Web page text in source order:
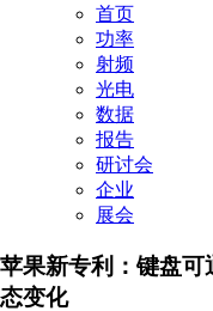
首页
功率
射频
光电
数据
报告
研讨会
企业
展会
苹果新专利：键盘
态变化